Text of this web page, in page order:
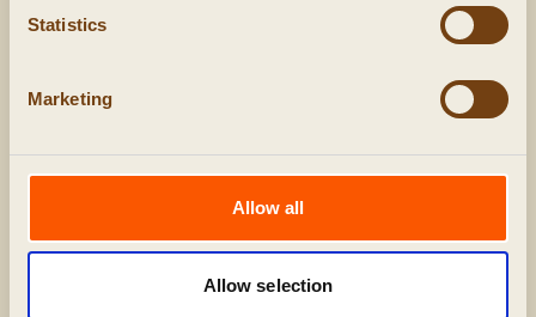
Statistics
Marketing
Allow all
Allow selection
DAG 2 : VAN GESMEED MATERIAAL NAAR EEN
VORMEN, SLIJPEN, ETSEN EN HANDVAT
het eindresultaat van de vorige dag om tot